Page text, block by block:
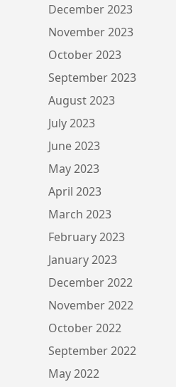
December 2023
November 2023
October 2023
September 2023
August 2023
July 2023
June 2023
May 2023
April 2023
March 2023
February 2023
January 2023
December 2022
November 2022
October 2022
September 2022
May 2022